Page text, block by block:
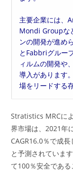
主要企業には、
Mondi Groupな
ンの開発が進め
とFabbriグルー
ィルムの開発や
導入があります
場をリードする
Stratistics MRCに
界市場は、2021年
CAGR16.0％で成
と予測されていま
て100％安全である